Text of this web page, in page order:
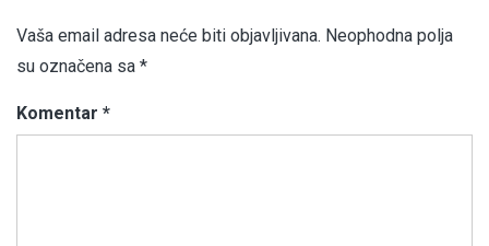
Vaša email adresa neće biti objavljivana. Neophodna polja
su označena sa *
Komentar *